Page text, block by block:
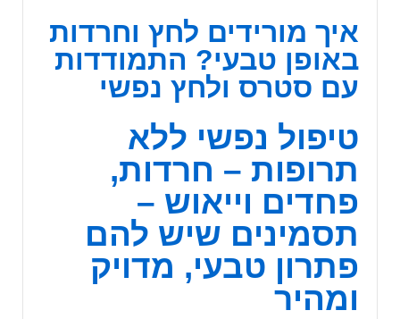
איך מורידים לחץ וחרדות
באופן טבעי? התמודדות
עם סטרס ולחץ נפשי
טיפול נפשי ללא
תרופות – חרדות,
פחדים וייאוש –
תסמינים שיש להם
פתרון טבעי, מדויק
ומהיר